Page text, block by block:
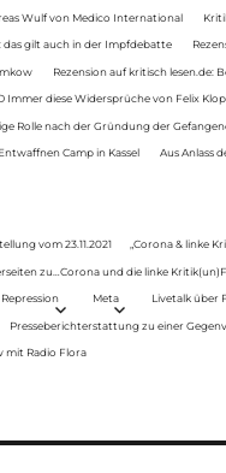
Wulf von Medico International
das gilt auch in der Impfdebatte
Rezension auf kritisch lesen.de:
Immer diese Widersprüche von Felix
Rolle nach der Gründung der
Camp in Kassel Aus Anlass
vom 23.11.2021 „Corona & linke
zu…Corona und die linke
Meta Livetalk über
Presseberichterstattung zu einer
mit Radio Flora